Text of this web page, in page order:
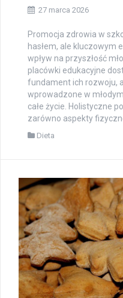
27 marca 2026
Promocja zdrowia w
hasłem, ale kluczowym
wpływ na przyszłość
placówki edukacyjne
fundament ich rozwoju,
wprowadzone w
całe życie. Holistyczne
zarówno aspekty
Dieta